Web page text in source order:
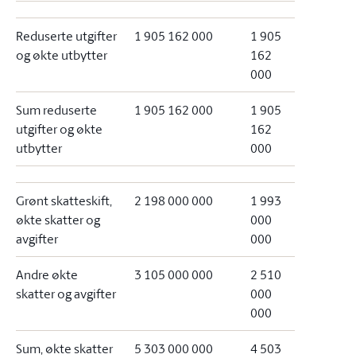
Reduserte utgifter
og økte utbytter
1 905 162 000
1 905
162
000
Sum reduserte
utgifter og økte
utbytter
1 905 162 000
1 905
162
000
Grønt skatteskift,
økte skatter og
avgifter
2 198 000 000
1 993
000
000
Andre økte
skatter og avgifter
3 105 000 000
2 510
000
000
Sum, økte skatter
5 303 000 000
4 503